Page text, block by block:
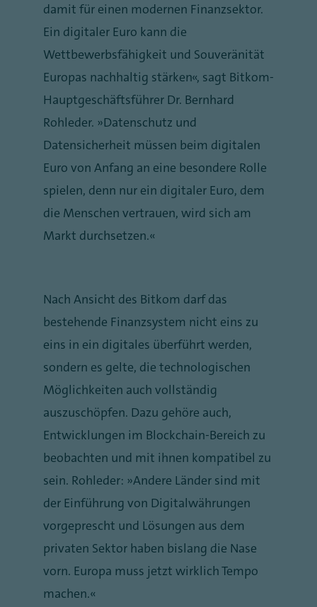
damit für einen modernen Finanzsektor.
Ein digitaler Euro kann die
Wettbewerbsfähigkeit und Souveränität
Europas nachhaltig stärken“, sagt Bitkom-
Hauptgeschäftsführer Dr. Bernhard
Rohleder. „Datenschutz und
Datensicherheit müssen beim digitalen
Euro von Anfang an eine besondere Rolle
spielen, denn nur ein digitaler Euro, dem
die Menschen vertrauen, wird sich am
Markt durchsetzen.“
Nach Ansicht des Bitkom darf das
bestehende Finanzsystem nicht eins zu
eins in ein digitales überführt werden,
sondern es gelte, die technologischen
Möglichkeiten auch vollständig
auszuschöpfen. Dazu gehöre auch,
Entwicklungen im Blockchain-Bereich zu
beobachten und mit ihnen kompatibel zu
sein. Rohleder: „Andere Länder sind mit
der Einführung von Digitalwährungen
vorgeprescht und Lösungen aus dem
privaten Sektor haben bislang die Nase
vorn. Europa muss jetzt wirklich Tempo
machen.“